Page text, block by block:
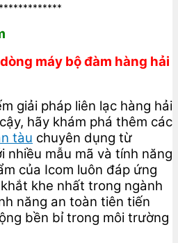
máy bộ đàm hàng hải
giải pháp liên lạc hàng hải
hãy khám phá thêm các
tàu chuyên dụng từ
nhiều mẫu mã và tính năng
của Icom luôn đáp ứng
khe nhất trong ngành
năng an toàn tiên tiến
bền bỉ trong môi trường